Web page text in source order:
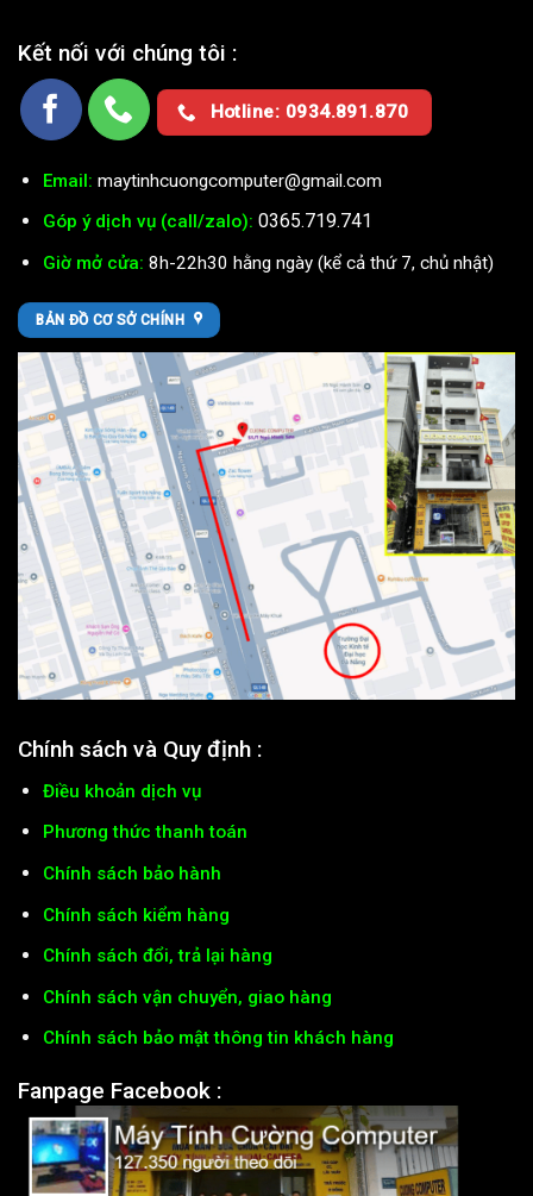
Kết nối với chúng tôi :
Hotline: 0934.891.870
Email: maytinhcuongcomputer@gmail.com
Góp ý dịch vụ (call/zalo): 0365.719.741
Giờ mở cửa: 8h-22h30 hằng ngày (kể cả thứ 7, chủ nhật)
BẢN ĐỒ CƠ SỞ CHÍNH
Chính sách và Quy định :
Điều khoản dịch vụ
Phương thức thanh toán
Chính sách bảo hành
Chính sách kiểm hàng
Chính sách đổi, trả lại hàng
Chính sách vận chuyển, giao hàng
Chính sách bảo mật thông tin khách hàng
Fanpage Facebook :